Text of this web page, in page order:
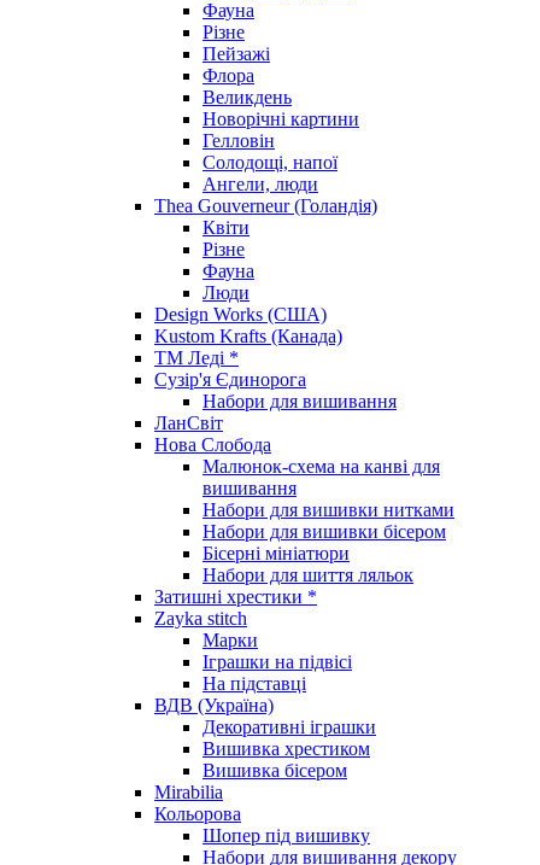
Фауна
Різне
Пейзажі
Флора
Великдень
Новорічні картини
Гелловін
Солодощі, напої
Ангели, люди
Thea Gouverneur (Голандія)
Квіти
Різне
Фауна
Люди
Design Works (США)
Kustom Krafts (Канада)
ТМ Леді *
Сузір'я Єдинорога
Набори для вишивання
ЛанСвіт
Нова Слобода
Малюнок-схема на канві для
вишивання
Набори для вишивки нитками
Набори для вишивки бісером
Бісерні мініатюри
Набори для шиття ляльок
Затишні хрестики *
Zayka stitch
Марки
Іграшки на підвісі
На підставці
ВДВ (Україна)
Декоративні іграшки
Вишивка хрестиком
Вишивка бісером
Mirabilia
Кольорова
Шопер під вишивку
Набори для вишивання декору